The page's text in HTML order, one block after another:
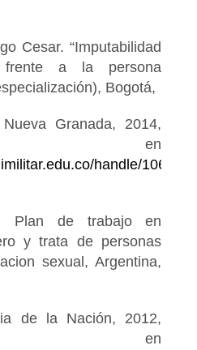
Cesar. “Imputabilidad
frente a la persona
Bogotá,
Granada, 2014,
en
handle/10654/
Plan de trabajo en
y trata de personas
sexual, Argentina,
de la Nación, 2012,
en